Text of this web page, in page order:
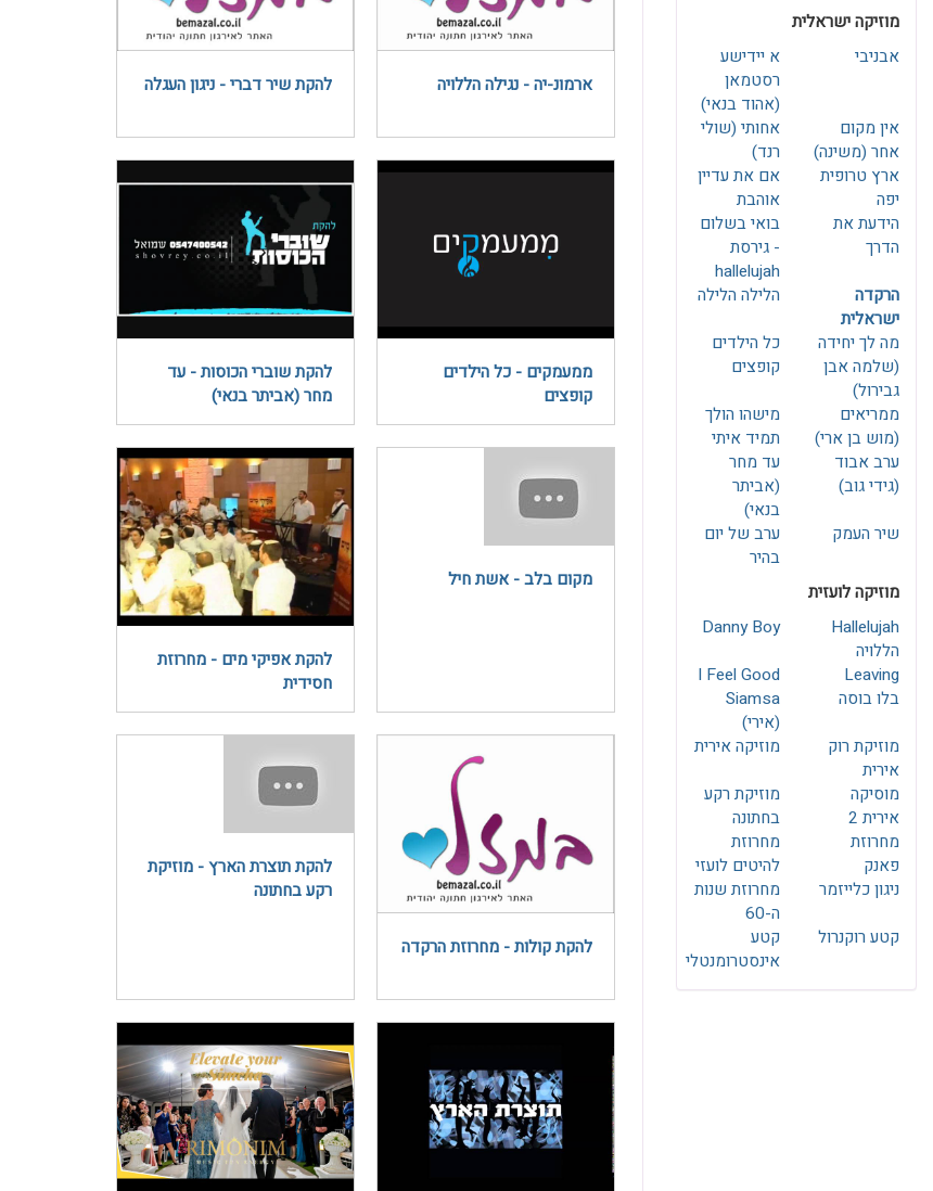
ארמונ-יה - נגילה הללויה להקת שיר דברי - ניגון העגלה
ממעמקים - כל הילדים
קופצים
להקת שוברי הכוסות - עד
מחר (אביתר בנאי)
מקום בלב - אשת חיל
להקת אפיקי מים - מחרוזת
חסידית
להקת קולות - מחרוזת הרקדה
להקת תוצרת הארץ - מוזיקת
רקע בחתונה
מוזיקה ישראלית
א יידישע
(אהוד בנאי)
אבניבי
אחותי (שולי
רנד)
אין מקום
אחר (משינה)
אם את עדיין
אוהבת
ארץ טרופית
יפה
בואי בשלום
- גירסת
hallelujah
הידעת את
הדרך
הלילה הלילה
הרקדה
ישראלית
כל הילדים
קופצים
מה לך יחידה
(שלמה אבן
גבירול)
מישהו הולך
תמיד איתי
ממריאים
(מוש בן ארי)
עד מחר
(אביתר
בנאי)
ערב אבוד
(גידי גוב)
ערב של יום
בהיר
שיר העמק
מוזיקה לועזית
Danny Boy
Hallelujah
הללויה
I Feel Good
Leaving
Siamsa
(אירי)
בלו בוסה
מוזיקה אירית
מוזיקת רוק
אירית
מוזיקת רקע
בחתונה
מוסיקה
אירית 2
מחרוזת
להיטים לועזי
מחרוזת
פאנק
מחרוזת שנות
ה-60
ניגון כלייזמר
קטע
אינסטרומנטלי
קטע רוקנרול